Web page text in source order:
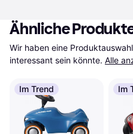
Ähnliche
Wir haben eine
interessant sein könnte. Alle
Im Trend Im